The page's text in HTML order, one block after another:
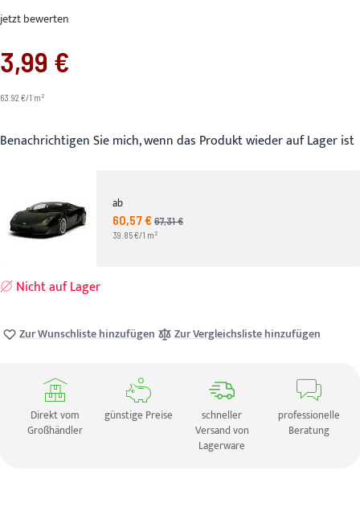
jetzt bewerten
3,99 €
63.92 €/1 m2
Benachrichtigen Sie mich, wenn das Produkt wieder auf Lager ist
ab
Angebotspreis
60,57 €UVP
67,31 €
39.85 €/1 m 2
Nicht auf Lager
Zur Wunschliste hinzufügen Zur Vergleichsliste hinzufügen
Direkt vom
Großhändler
günstige Preise
schneller
Versand von
Lagerware
professionelle
Beratung